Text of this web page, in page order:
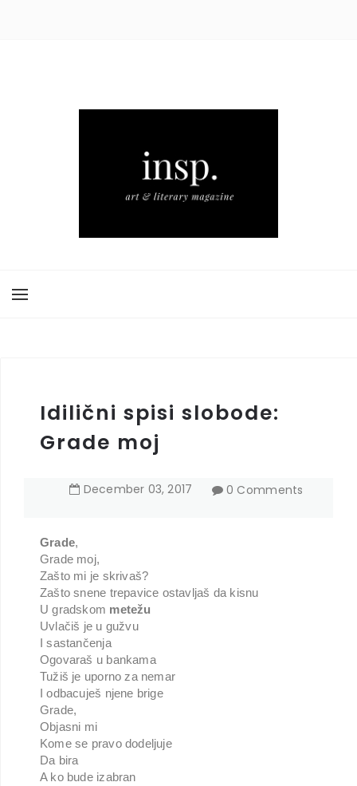
Idilični spisi slobode:
Grade moj
December 03,2017 0 Comments
Grade,
Grade moj,
Zašto mi je skrivaš?
Zašto snene trepavice ostavljaš da kisnu
U gradskom metežu
Uvlačiš je u gužvu
I sastančenja
Ogovaraš u bankama
Tužiš je uporno za nemar
I odbacuješ njene brige
Grade,
Objasni mi
Kome se pravo dodeljuje
Da bira
A ko bude izabran